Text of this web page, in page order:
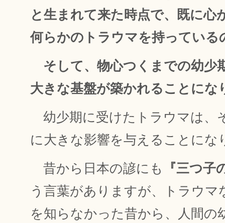
と生まれて来た時点で、既に心
何らかのトラウマを持っている
そして、物心つくまでの幼少
大きな基盤が築かれることにな
幼少期に受けたトラウマは、
に大きな影響を与えることにな
昔から日本の諺にも
『三つ子
う言葉がありますが、トラウマ
を知らなかった昔から、人間の